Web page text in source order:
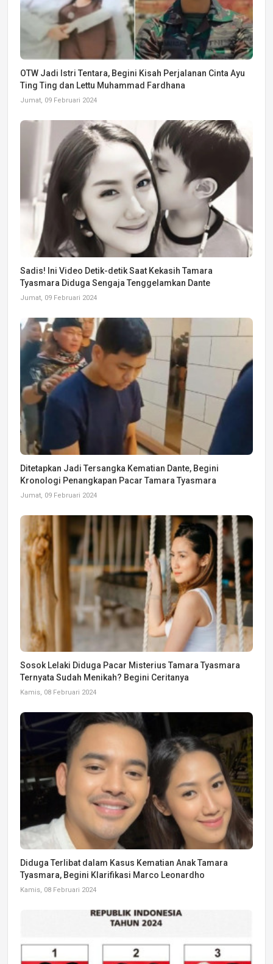
OTW Jadi Istri Tentara, Begini Kisah Perjalanan Cinta Ayu
Ting Ting dan Lettu Muhammad Fardhana
Jumat, 09 Februari 2024
Sadis! Ini Video Detik-detik Saat Kekasih Tamara
Tyasmara Diduga Sengaja Tenggelamkan Dante
Jumat, 09 Februari 2024
Ditetapkan Jadi Tersangka Kematian Dante, Begini
Kronologi Penangkapan Pacar Tamara Tyasmara
Jumat, 09 Februari 2024
Sosok Lelaki Diduga Pacar Misterius Tamara Tyasmara
Ternyata Sudah Menikah? Begini Ceritanya
Kamis, 08 Februari 2024
Diduga Terlibat dalam Kasus Kematian Anak Tamara
Tyasmara, Begini Klarifikasi Marco Leonardho
Kamis, 08 Februari 2024